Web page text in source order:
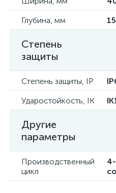
Глубина, мм
Степень
защиты
Степень защиты, IP
Ударостойкость, IK
Другие
параметры
Производственный
цикл